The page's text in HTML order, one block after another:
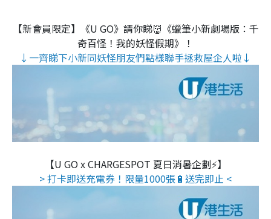
【新會員限定】《U GO》請你睇👹《蠟筆小新劇場版：千
奇百怪！我的妖怪假期》！
↓一齊睇下小新同妖怪朋友們點樣聯手拯救屋企人啦↓
【U GO x CHARGESPOT 夏日消暑企劃⚡】
> 打卡即送充電券！限量1000張🔋送完即止 <